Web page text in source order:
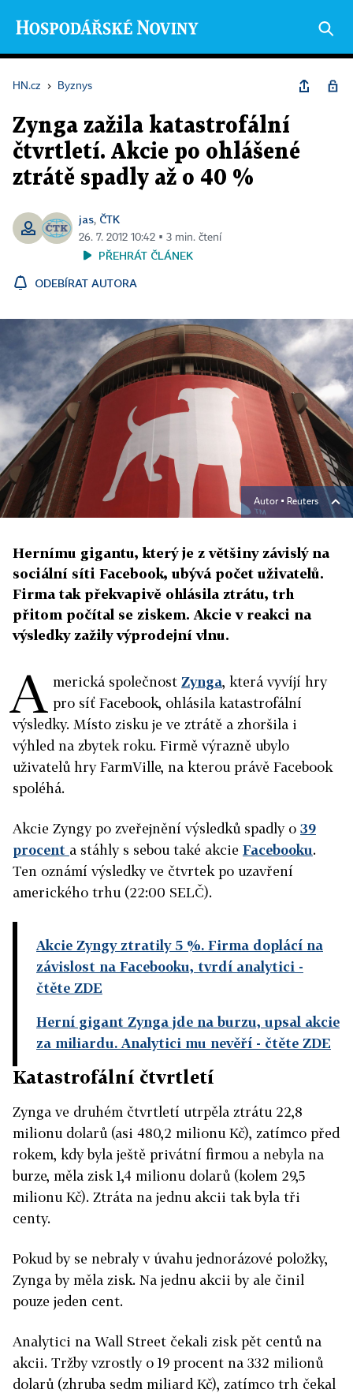
HN.cz › Byznys
Zynga zažila katastrofální
čtvrtletí. Akcie po ohlášené
ztrátě spadly až o 40 %
jas, ČTK
26. 7. 2012 10:42 ▪ 3 min. čtení
PŘEHRÁT ČLÁNEK
ODEBÍRAT AUTORA
Autor ▪ Reuters
Hernímu gigantu, který je z většiny závislý na
sociální síti Facebook, ubývá počet uživatelů.
Firma tak překvapivě ohlásila ztrátu, trh
přitom počítal se ziskem. Akcie v reakci na
výsledky zažily výprodejní vlnu.
A merická společnost Zynga, která vyvíjí hry
pro síť Facebook, ohlásila katastrofální
výsledky. Místo zisku je ve ztrátě a zhoršila i
výhled na zbytek roku. Firmě výrazně ubylo
uživatelů hry FarmVille, na kterou právě Facebook
spoléhá.
Akcie Zyngy po zveřejnění výsledků spadly o 39
procent a stáhly s sebou také akcie Facebooku.
Ten oznámí výsledky ve čtvrtek po uzavření
amerického trhu (22:00 SELČ).
Akcie Zyngy ztratily 5 %. Firma doplácí na
závislost na Facebooku, tvrdí analytici -
čtěte ZDE
Herní gigant Zynga jde na burzu, upsal akcie
za miliardu. Analytici mu nevěří - čtěte ZDE
Katastrofální čtvrtletí
Zynga ve druhém čtvrtletí utrpěla ztrátu 22,8
milionu dolarů (asi 480,2 milionu Kč), zatímco před
rokem, kdy byla ještě privátní firmou a nebyla na
burze, měla zisk 1,4 milionu dolarů (kolem 29,5
milionu Kč). Ztráta na jednu akcii tak byla tři
centy.
Pokud by se nebraly v úvahu jednorázové položky,
Zynga by měla zisk. Na jednu akcii by ale činil
pouze jeden cent.
Analytici na Wall Street čekali zisk pět centů na
akcii. Tržby vzrostly o 19 procent na 332 milionů
dolarů (zhruba sedm miliard Kč), zatímco trh čekal